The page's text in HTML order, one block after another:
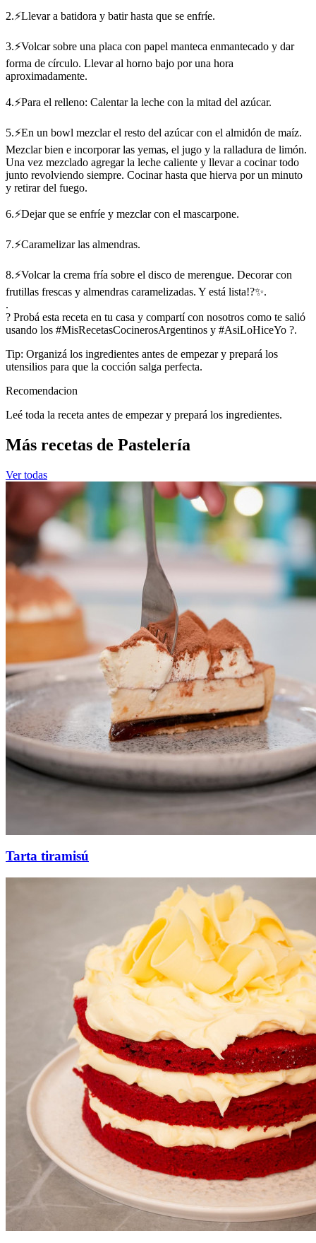
2.⚡Llevar a batidora y batir hasta que se enfríe.
3.⚡Volcar sobre una placa con papel manteca enmantecado y dar
forma de círculo. Llevar al horno bajo por una hora
aproximadamente.
4.⚡Para el relleno: Calentar la leche con la mitad del azúcar.
5.⚡En un bowl mezclar el resto del azúcar con el almidón de maíz.
Mezclar bien e incorporar las yemas, el jugo y la ralladura de limón.
Una vez mezclado agregar la leche caliente y llevar a cocinar todo
junto revolviendo siempre. Cocinar hasta que hierva por un minuto
y retirar del fuego.
6.⚡Dejar que se enfríe y mezclar con el mascarpone.
7.⚡Caramelizar las almendras.
8.⚡Volcar la crema fría sobre el disco de merengue. Decorar con
frutillas frescas y almendras caramelizadas. Y está lista!?✨.
.
? Probá esta receta en tu casa y compartí con nosotros como te salió
usando los #MisRecetasCocinerosArgentinos y #AsiLoHiceYo ?.
Tip: Organizá los ingredientes antes de empezar y prepará los
utensilios para que la cocción salga perfecta.
Recomendacion
Leé toda la receta antes de empezar y prepará los ingredientes.
Más recetas de Pastelería
Ver todas
Tarta tiramisú